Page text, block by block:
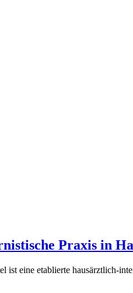
Praxis in
ist eine etablierte hausärztlich-